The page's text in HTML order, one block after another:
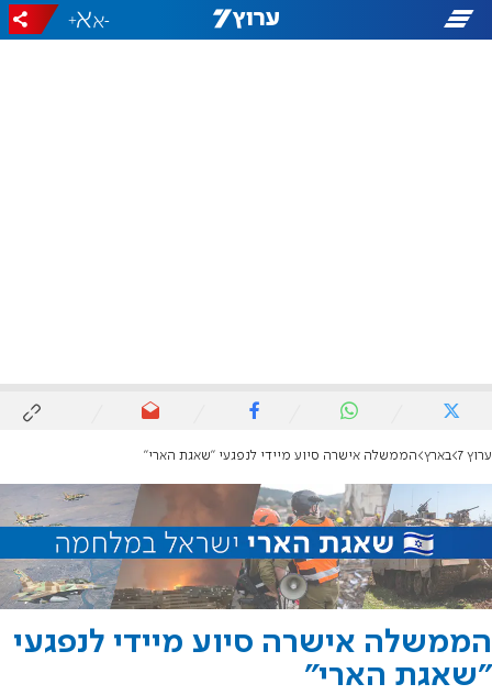
-
+
ערוץ 7 בארץ הממשלה אישרה סיוע מיידי לנפגעי "שאגת הארי"
הממשלה אישרה סיוע מיידי לנפגעי
"שאגת הארי"